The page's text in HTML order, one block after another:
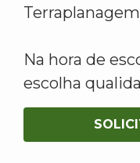
Na hora de
escolha